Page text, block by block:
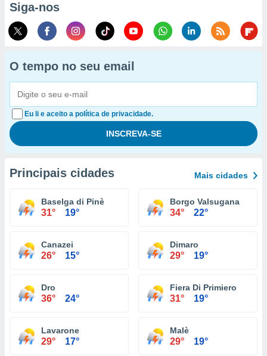
Siga-nos
O tempo no seu email
Eu li e aceito a política de privacidade.
Principais cidades Mais cidades
Baselga di Pinè
31° 19°
Borgo Valsugana
34° 22°
Canazei
26° 15°
Dimaro
29° 19°
Dro
36° 24°
Fiera Di Primiero
31° 19°
Lavarone
29° 17°
Malè
29° 19°